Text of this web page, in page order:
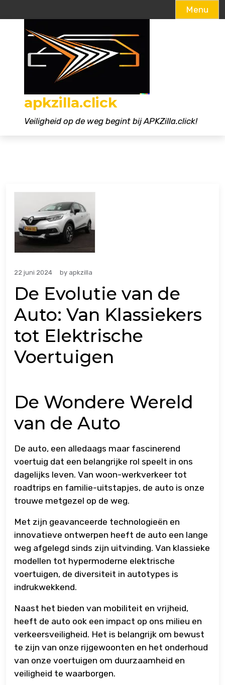
Menu
apkzilla.click
Veiligheid op de weg begint bij APKZilla.click!
22 juni 2024 by apkzilla
De Evolutie van de
Auto: Van Klassiekers
tot Elektrische
Voertuigen
De Wondere Wereld
van de Auto
De auto, een alledaags maar fascinerend
voertuig dat een belangrijke rol speelt in ons
dagelijks leven. Van woon-werkverkeer tot
roadtrips en familie-uitstapjes, de auto is onze
trouwe metgezel op de weg.
Met zijn geavanceerde technologieën en
innovatieve ontwerpen heeft de auto een lange
weg afgelegd sinds zijn uitvinding. Van klassieke
modellen tot hypermoderne elektrische
voertuigen, de diversiteit in autotypes is
indrukwekkend.
Naast het bieden van mobiliteit en vrijheid,
heeft de auto ook een impact op ons milieu en
verkeersveiligheid. Het is belangrijk om bewust
te zijn van onze rijgewoonten en het onderhoud
van onze voertuigen om duurzaamheid en
veiligheid te waarborgen.